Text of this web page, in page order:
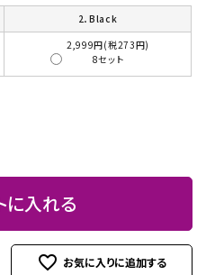
2．Black
2,999円(税273円)
8セット
に入れる
favorite_outline